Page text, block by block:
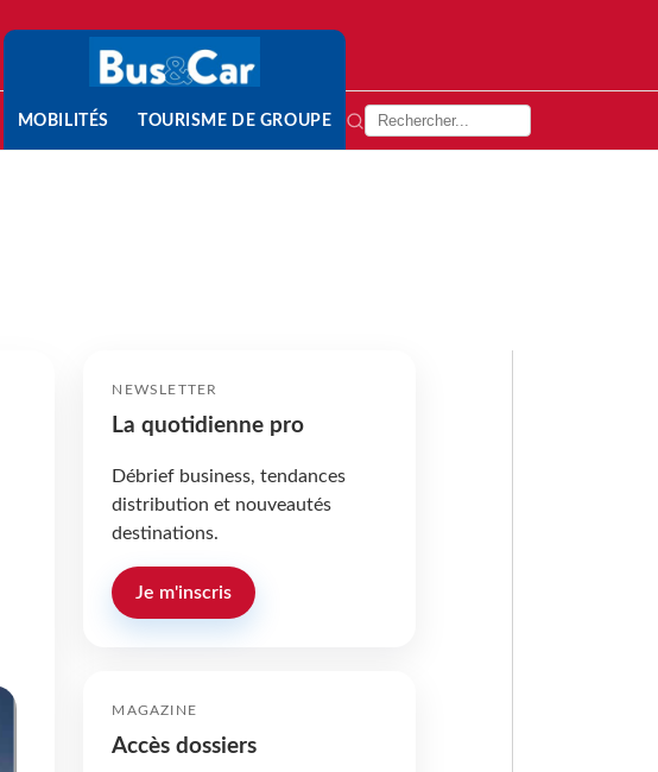
MOBILITÉS TOURISME DE GROUPE
NEWSLETTER
La quotidienne pro
Débrief business, tendances
distribution et nouveautés
destinations.
Je m'inscris
MAGAZINE
Accès dossiers